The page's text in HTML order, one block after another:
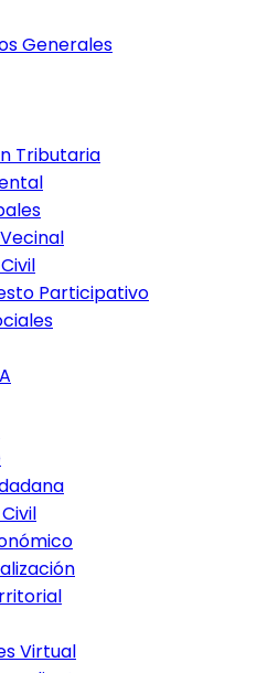
Generales
Tributaria
Participativo
Virtual